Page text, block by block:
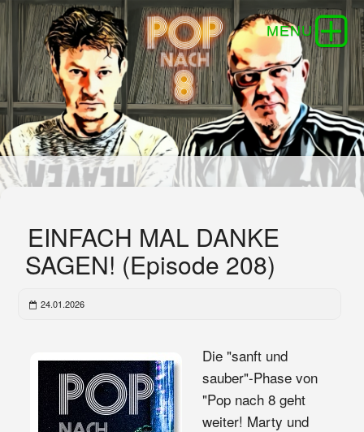
EINFACH MAL DANKE
SAGEN! (Episode 208)
24.01.2026
Die "sanft und
sauber"-Phase von
"Pop nach 8 geht
weiter! Marty und